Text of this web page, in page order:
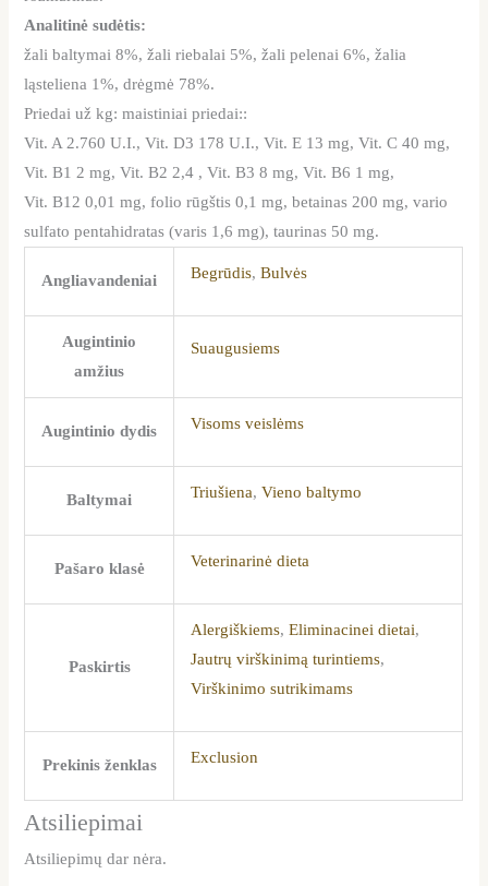
Analitinė sudėtis:
žali baltymai 8%, žali riebalai 5%, žali pelenai 6%, žalia
ląsteliena 1%, drėgmė 78%.
Priedai už kg: maistiniai priedai::
Vit. A 2.760 U.I., Vit. D3 178 U.I., Vit. E 13 mg, Vit. C 40 mg,
Vit. B1 2 mg, Vit. B2 2,4 , Vit. B3 8 mg, Vit. B6 1 mg,
Vit. B12 0,01 mg, folio rūgštis 0,1 mg, betainas 200 mg, vario
sulfato pentahidratas (varis 1,6 mg), taurinas 50 mg.
Angliavandeniai Begrūdis,Bulvės
Augintinio
amžius
Suaugusiems
Augintinio dydis Visoms veislėms
Baltymai Triušiena,Vieno baltymo
Pašaro klasė Veterinarinė dieta
Paskirtis
Alergiškiems,Eliminacinei dietai,
Jautrų virškinimą turintiems,
Virškinimo sutrikimams
Prekinis ženklas Exclusion
Atsiliepimai
Atsiliepimų dar nėra.